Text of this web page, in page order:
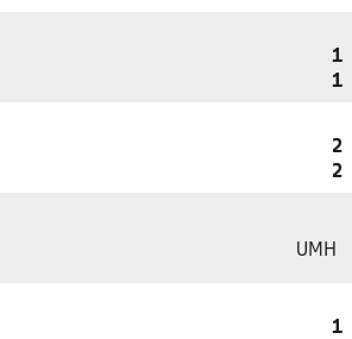
1
1
2
2
UMH
1